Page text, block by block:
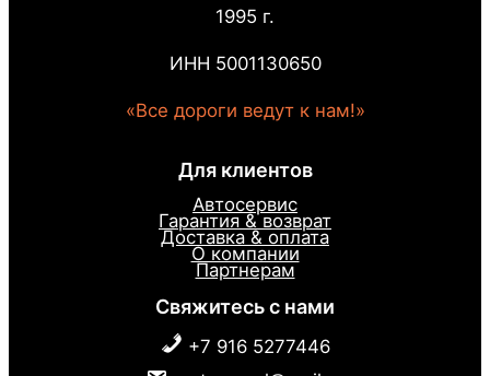
1995 г.
ИНН 5001130650
«Все дороги ведут к нам!»
Для клиентов
Автосервис
Гарантия & возврат
Доставка & оплата
О компании
Партнерам
Свяжитесь с нами
+7 916 5277446